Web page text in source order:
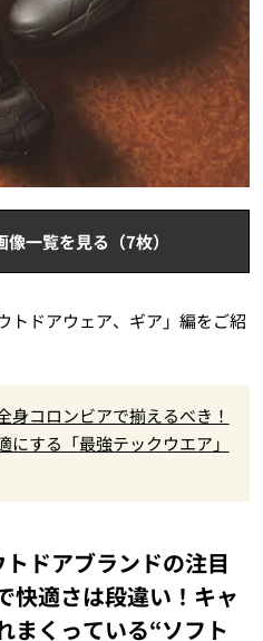
像一覧を見る（7枚）
トドアウェア、ギア」編をご紹
身コロンビアで揃えるべき！
する「最強テックウエア」
ドアブランドの注目
快適さは段違い！キャ
まくっている“ソフト